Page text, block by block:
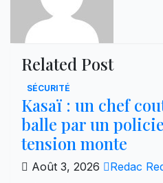
Related Post
SÉCURITÉ
Kasaï : un chef
balle par un
tension monte
Août 3, 2026 Redac